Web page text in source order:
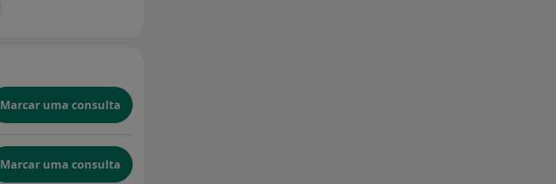
Marcar uma consulta
Marcar uma consulta